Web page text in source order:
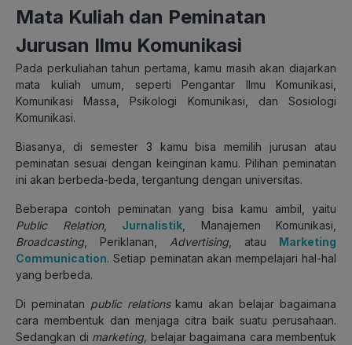
Mata Kuliah dan Peminatan
Jurusan Ilmu Komunikasi
Pada perkuliahan tahun pertama, kamu masih akan diajarkan
mata kuliah umum, seperti Pengantar Ilmu Komunikasi,
Komunikasi Massa, Psikologi Komunikasi, dan Sosiologi
Komunikasi.
Biasanya, di semester 3 kamu bisa memilih jurusan atau
peminatan sesuai dengan keinginan kamu. Pilihan peminatan
ini akan berbeda-beda, tergantung dengan universitas.
Beberapa contoh peminatan yang bisa kamu ambil, yaitu
Public Relation, Jurnalistik, Manajemen Komunikasi,
Broadcasting, Periklanan, Advertising, atau
Marketing
Communication. Setiap peminatan akan mempelajari hal-hal
yang berbeda.
Di peminatan public relationskamu akan belajar bagaimana
cara membentuk dan menjaga citra baik suatu perusahaan.
Sedangkan di marketing, belajar bagaimana cara membentuk